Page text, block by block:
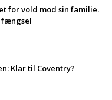
for vold mod sin familie.
fængsel
Klar til Coventry?